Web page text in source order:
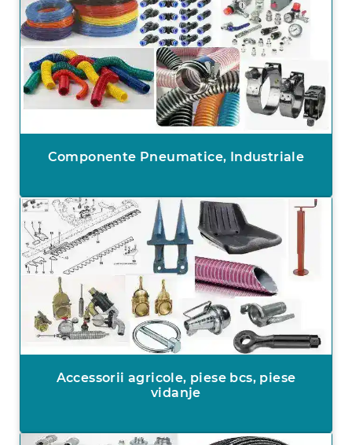
Componente Pneumatice, Industriale
Accessorii agricole, piese bcs, piese
vidanje